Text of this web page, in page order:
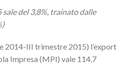
sale del 3,8%, trainato dalle
2014-III trimestre 2015) l’export
Impresa (MPI) vale 114,7